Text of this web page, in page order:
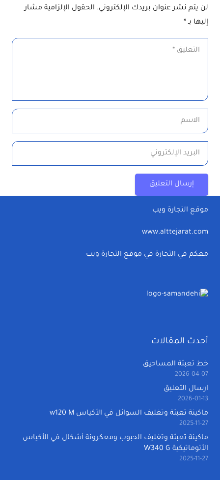
لن يتم نشر عنوان بريدك الإلكتروني. الحقول الإلزامية مشار
إليها بـ*
إرسال التعليق
موقع التجارة ويب
www.alttejarat.com
معكم في التجارة في موقع التجارة ويب
أحدث المقالات
خط تعبئة المساحيق
2026-04-07
ارسال التعليق
2026-01-13
ماكينة تعبئة وتغليف السوائل في الأكياس w120 M
2025-11-27
ماكينة تعبئة وتغليف الحبوب ومعكرونة أشكال في الأكياس
الأتوماتيكية W340 G
2025-11-27